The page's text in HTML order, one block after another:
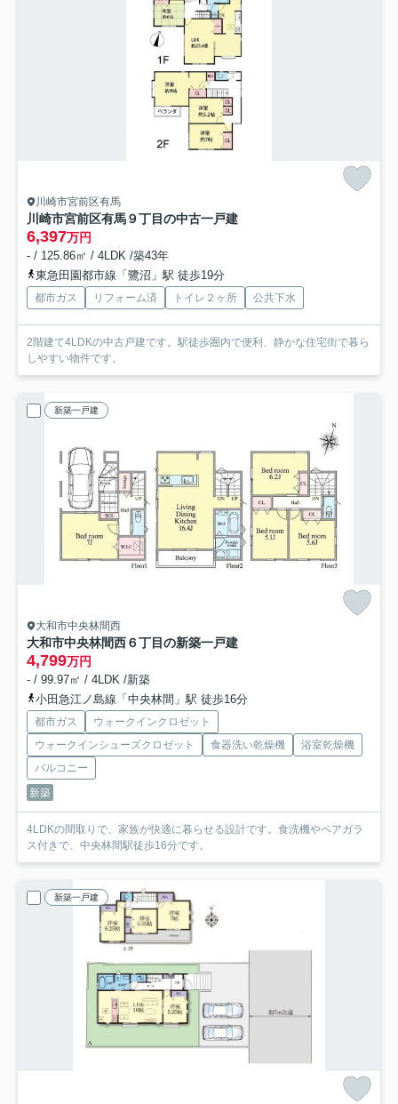
川崎市宮前区有馬
川崎市宮前区有馬９丁目の中古一戸建
6,397万円
- / 125.86㎡ / 4LDK /築43年
東急田園都市線「鷺沼」駅 徒歩19分
都市ガス リフォーム済 トイレ２ヶ所 公共下水
2階建て4LDKの中古戸建です。駅徒歩圏内で便利、静かな住宅街で暮ら
しやすい物件です。
新築一戸建
大和市中央林間西
大和市中央林間西６丁目の新築一戸建
4,799万円
- / 99.97㎡ / 4LDK /新築
小田急江ノ島線「中央林間」駅 徒歩16分
都市ガス
ウォークインクロゼット
ウォークインシューズクロゼット
食器洗い乾燥機
浴室乾燥機
バルコニー
新築
4LDKの間取りで、家族が快適に暮らせる設計です。食洗機やペアガラ
ス付きで、中央林間駅徒歩16分です。
新築一戸建